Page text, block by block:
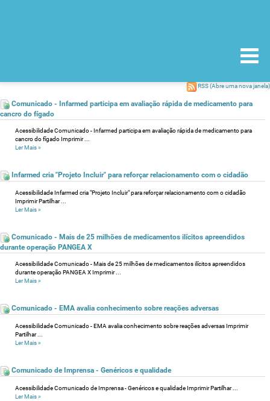
RSS(Abre uma nova janela)
Comunicado - Infarmed participa em avaliação rápida de medicamento para
cancro do fígado
Acessibilidade Comunicado - Infarmed participa em avaliação rápida de medicamento para
cancro do fígado Imprimir ...
Ler Mais»
Infarmed cria "Projeto Incluir" para reforçar relacionamento com o cidadão
Acessibilidade Infarmed cria "Projeto Incluir" para reforçar relacionamento com o cidadão
Imprimir Partilhar ...
Ler Mais»
Comunicado - Mais de 25 milhões de medicamentos ilícitos apreendidos
durante operação PANGEA X
Acessibilidade Comunicado - Mais de 25 milhões de medicamentos ilícitos apreendidos
durante operação PANGEA X Imprimir ...
Ler Mais»
Comunicado - EMA avalia conhecimento sobre reações adversas
Acessibilidade Comunicado - EMA avalia conhecimento sobre reações adversas Imprimir
Partilhar ...
Ler Mais»
Comunicado de Imprensa - Genéricos e qualidade
Acessibilidade Comunicado de Imprensa - Genéricos e qualidade Imprimir Partilhar ...
Ler Mais»